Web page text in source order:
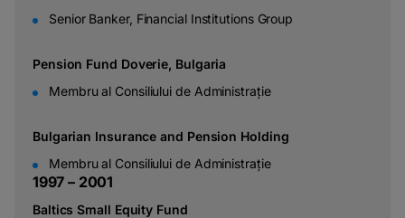
Senior Banker, Financial Institutions Group
Pension Fund Doverie, Bulgaria
Membru al Consiliului de Administrație
Bulgarian Insurance and Pension Holding
Membru al Consiliului de Administrație
1997 – 2001
Baltics Small Equity Fund